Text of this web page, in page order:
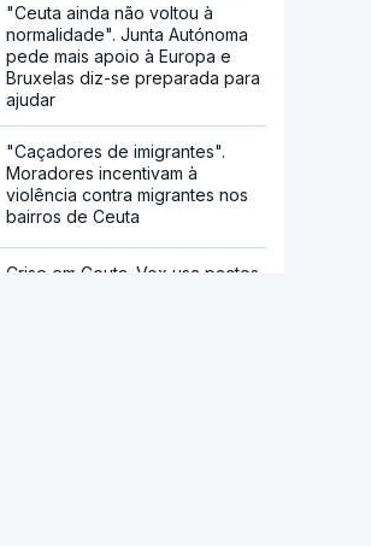
"Ceuta ainda não voltou à
normalidade". Junta Autónoma
pede mais apoio à Europa e
Bruxelas diz-se preparada para
ajudar
"Caçadores de imigrantes".
Moradores incentivam à
violência contra migrantes nos
bairros de Ceuta
Crise em Ceuta. Vox usa pactos